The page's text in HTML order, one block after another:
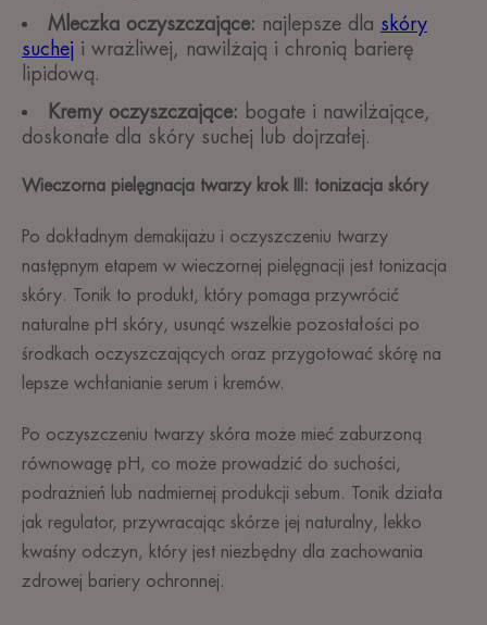
Mleczka oczyszczające: najlepsze dla skóry
suchej i wrażliwej, nawilżają i chronią barierę
lipidową.
Kremy oczyszczające: bogate i nawilżające,
doskonałe dla skóry suchej lub dojrzałej.
Wieczorna pielęgnacja twarzy krok III: tonizacja skóry
Po dokładnym demakijażu i oczyszczeniu twarzy
następnym etapem w wieczornej pielęgnacji jest tonizacja
skóry. Tonik to produkt, który pomaga przywrócić
naturalne pH skóry, usunąć wszelkie pozostałości po
środkach oczyszczających oraz przygotować skórę na
lepsze wchłanianie serum i kremów.
Po oczyszczeniu twarzy skóra może mieć zaburzoną
równowagę pH, co może prowadzić do suchości,
podrażnień lub nadmiernej produkcji sebum. Tonik działa
jak regulator, przywracając skórze jej naturalny, lekko
kwaśny odczyn, który jest niezbędny dla zachowania
zdrowej bariery ochronnej.